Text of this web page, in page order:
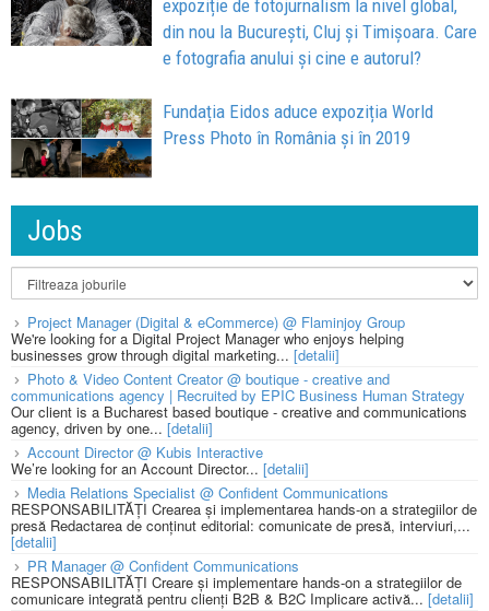
expoziție de fotojurnalism la nivel global,
din nou la București, Cluj și Timișoara. Care
e fotografia anului și cine e autorul?
Fundația Eidos aduce expoziția World
Press Photo în România și în 2019
Jobs
Project Manager (Digital & eCommerce) @ Flaminjoy Group
We're looking for a Digital Project Manager who enjoys helping
businesses grow through digital marketing... [detalii]
Photo & Video Content Creator @ boutique - creative and
communications agency | Recruited by EPIC Business Human Strategy
Our client is a Bucharest based boutique - creative and communications
agency, driven by one... [detalii]
Account Director @ Kubis Interactive
We’re looking for an Account Director... [detalii]
Media Relations Specialist @ Confident Communications
RESPONSABILITĂȚI Crearea și implementarea hands-on a strategiilor de
presă Redactarea de conținut editorial: comunicate de presă, interviuri,...
[detalii]
PR Manager @ Confident Communications
RESPONSABILITĂȚI Creare și implementare hands-on a strategiilor de
comunicare integrată pentru clienți B2B & B2C Implicare activă... [detalii]